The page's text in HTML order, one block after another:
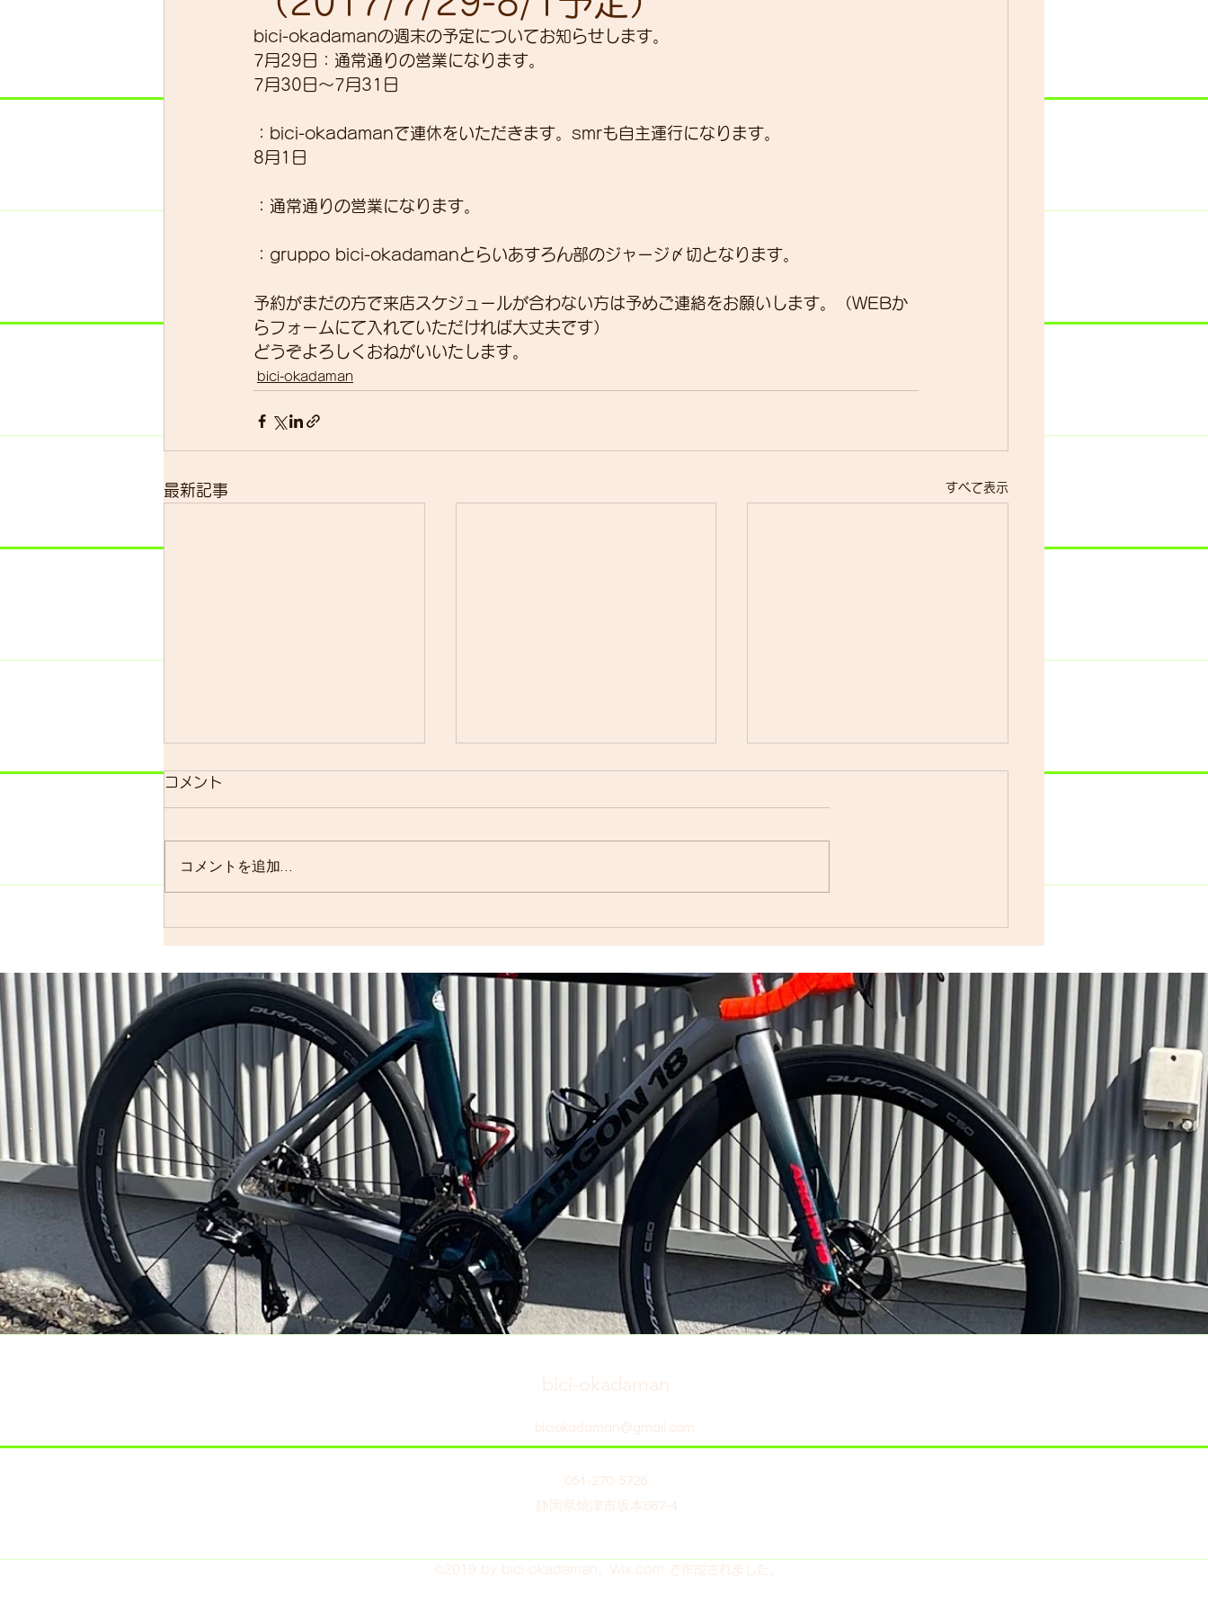
スキルアップ 試乗車 展示会 営業
グループライド ウェットスーツ
bici-okadamanの週末の予定についてお知らせします。
7月29日：通常通りの営業になります。
7月30日～7月31日
：bici-okadamanで連休をいただきます。smrも自主運行になります。
8月1日
：通常通りの営業になります。
：gruppo bici-okadamanとらいあすろん部のジャージ〆切となります。
予約がまだの方で来店スケジュールが合わない方は予めご連絡をお願いします。（WEBか
らフォームにて入れていただければ大丈夫です）
どうぞよろしくおねがいいたします。
bici-okadaman
最新記事 すべて表示
明日のsmrについて
す。 よく、お客様に「グループ
ライドはまだ実施されています
います」ので…。 僕の今週はメ
ロードで走るかグラベルロードで
走るかを決めます。グラベルロー
Index ウェットスーツ（オー
コメント
コメントを追加…
bici-okadaman
biciokadaman@gmail.com
054-270-5726
静岡県焼津市坂本667-4
©2019 by bici-okadaman。Wix.com で作成されました。